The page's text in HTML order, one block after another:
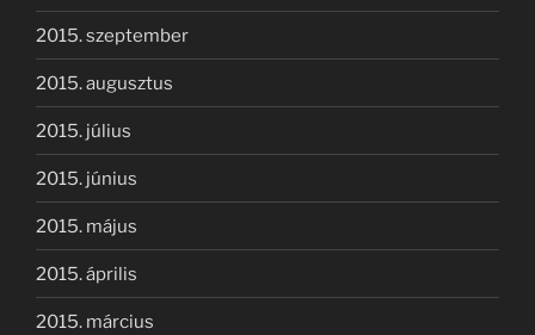
2015. szeptember
2015. augusztus
2015. július
2015. június
2015. május
2015. április
2015. március